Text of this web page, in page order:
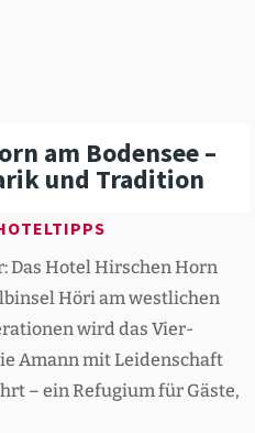
am Bodensee –
und Tradition
Das Hotel Hirschen Horn
Höri am westlichen
wird das Vier-
Amann mit Leidenschaft
– ein Refugium für Gäste,